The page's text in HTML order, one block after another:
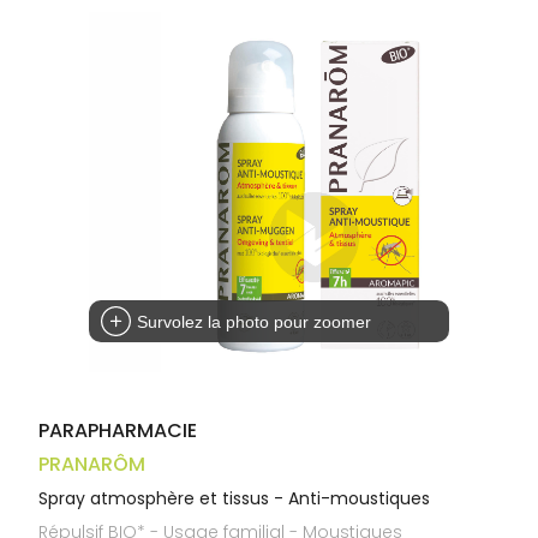
Survolez la photo pour zoomer
PARAPHARMACIE
PRANARÔM
Spray atmosphère et tissus - Anti-moustiques
Répulsif BIO* - Usage familial - Moustiques